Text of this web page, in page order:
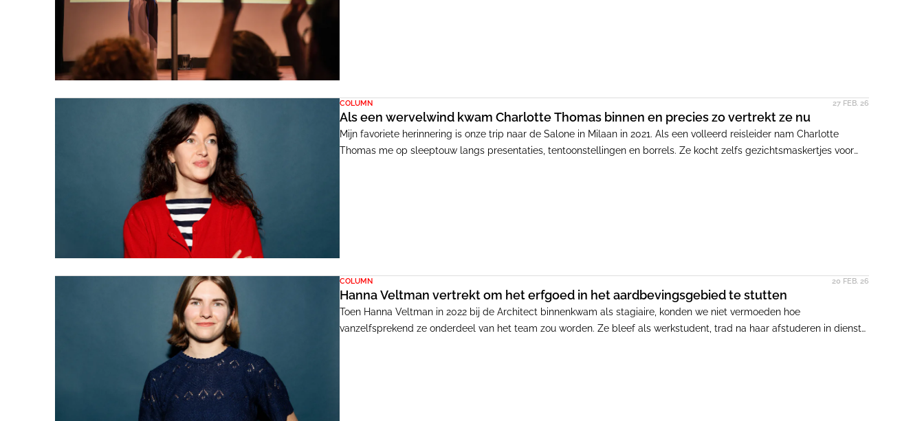
COLUMN 27 FEB. 26
Als een wervelwind kwam Charlotte Thomas binnen en precies zo vertrekt ze nu
Mijn favoriete herinnering is onze trip naar de Salone in Milaan in 2021. Als een volleerd reisleider nam Charlotte
Thomas me op sleeptouw langs presentaties, tentoonstellingen en borrels. Ze kocht zelfs gezichtsmaskertjes voor
COLUMN 20 FEB. 26
Hanna Veltman vertrekt om het erfgoed in het aardbevingsgebied te stutten
Toen Hanna Veltman in 2022 bij de Architect binnenkwam als stagiaire, konden we niet vermoeden hoe
vanzelfsprekend ze onderdeel van het team zou worden. Ze bleef als werkstudent, trad na haar afstuderen in dienst